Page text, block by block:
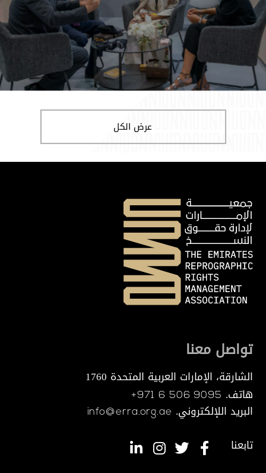
عرض الكل
تواصل معنا
الشارقة، الإمارات العربية المتحدة 1760
هاتف. +971 6 506 9095
البريد اللإلكتروني. info@erra.org.ae
تابعنا